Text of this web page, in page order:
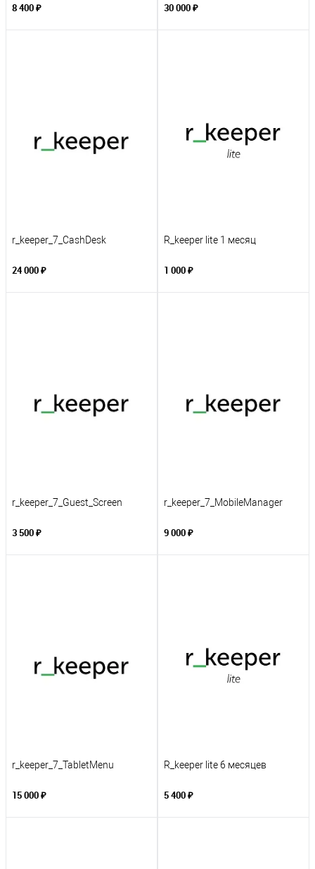
8 400 ₽ 30 000 ₽
r_keeper_7_CashDesk
24 000 ₽
R_keeper lite 1 месяц
1 000 ₽
r_keeper_7_Guest_Screen
3 500 ₽
r_keeper_7_MobileManager
9 000 ₽
r_keeper_7_TabletMenu
15 000 ₽
R_keeper lite 6 месяцев
5 400 ₽